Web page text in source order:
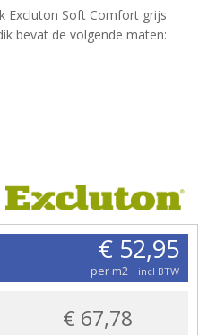
Excluton Soft Comfort grijs
bevat de volgende maten:
€ 52,95
per m2 incl BTW
€ 67,78